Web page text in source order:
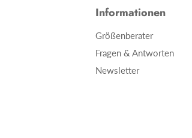
Facebook
Informationen
Größenberater
Fragen & Antworten
Newsletter